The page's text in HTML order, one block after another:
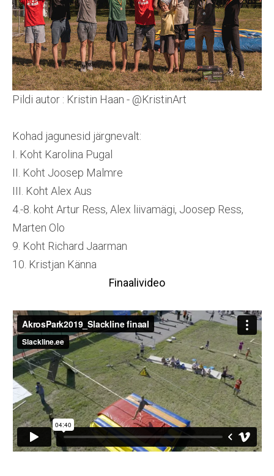
Pildi autor : Kristin Haan - @KristinArt
Kohad jagunesid järgnevalt:
I. Koht Karolina Pugal
II. Koht Joosep Malmre
III. Koht Alex Aus
4.-8. koht Artur Ress, Alex liivamägi, Joosep Ress,
Marten Olo
9. Koht Richard Jaarman
10. Kristjan Känna
Finaalivideo